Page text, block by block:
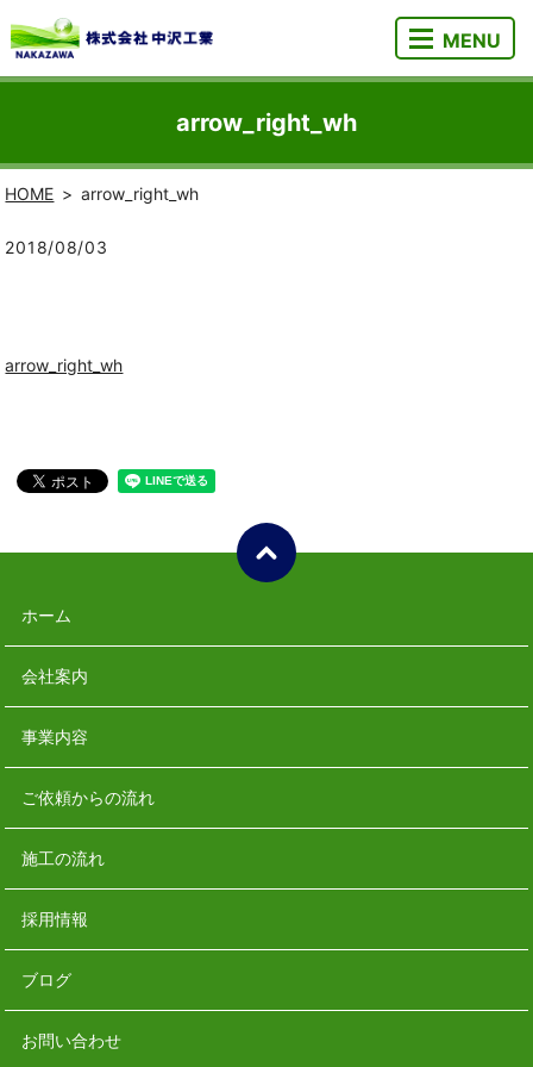
MENU
arrow_right_wh
HOME arrow_right_wh
2018/08/03
arrow_right_wh
ホーム
会社案内
事業内容
ご依頼からの流れ
施工の流れ
採用情報
ブログ
お問い合わせ